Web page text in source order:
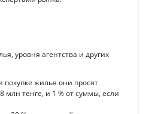
уровня агентства и других
жилья они просят
млн тенге, и 1 % от суммы, если